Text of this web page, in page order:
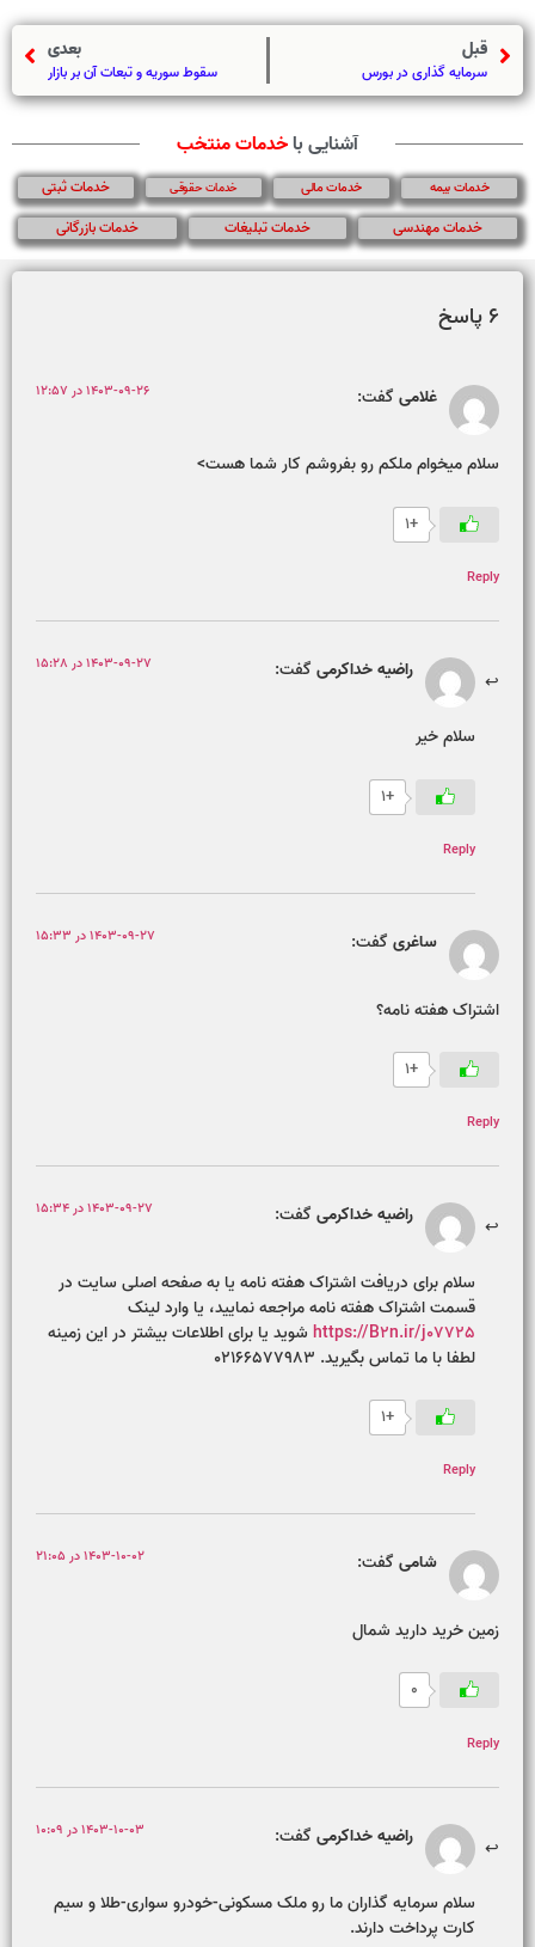
قبل
سرمایه گذاری در بورس
بعدی
سقوط سوریه و تبعات آن بر بازار
آشنایی باخدمات منتخب
خدمات بیمه خدمات مالی خدمات حقوقی
خدمات ثبتی
خدمات مهندسی
خدمات تبلیغات خدمات بازرگانی
6 پاسخ
غلامی گفت: 1403-09-26 در 12:57
سلام میخوام ملکم رو بفروشم کار شما هست>
+1
Reply
راضیه خداکرمی گفت: 1403-09-27 در 15:28
سلام خیر
+1
Reply
ساغری گفت: 1403-09-27 در 15:33
اشتراک هفته نامه؟
+1
Reply
راضیه خداکرمی گفت: 1403-09-27 در 15:34
سلام برای دریافت اشتراک هفته نامه یا به صفحه اصلی سایت در
قسمت اشتراک هفته نامه مراجعه نمایید، یا وارد لینک
https://B2n.ir/j07725 شوید یا برای اطلاعات بیشتر در این زمینه
لطفا با ما تماس بگیرید. 02166577983
+1
Reply
شامی گفت: 1403-10-02 در 21:05
زمین خرید دارید شمال
0
Reply
راضیه خداکرمی گفت: 1403-10-03 در 10:09
سلام سرمایه گذاران ما رو ملک مسکونی-خودرو سواری-طلا و سیم
کارت پرداخت دارند.